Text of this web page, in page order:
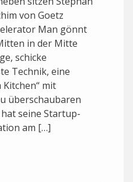
von Goetz
Man gönnt
in der Mitte
schicke
Technik, eine
mit
überschaubaren
seine Startup-
am […]